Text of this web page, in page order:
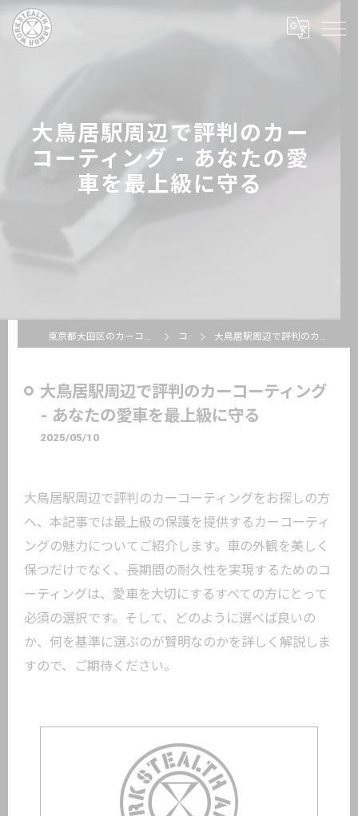
大鳥居駅周辺で評判のカー
コーティング - あなたの愛
車を最上級に守る
東京都大田区のカーコーティングならSTEALTH ARMOR WORKS コラム 大鳥居駅周辺で評判のカーコーティング - あなたの愛車を最上級に守る
大鳥居駅周辺で評判のカーコーティング
- あなたの愛車を最上級に守る
2025/05/10
大鳥居駅周辺で評判のカーコーティングをお探しの方
へ、本記事では最上級の保護を提供するカーコーティ
ングの魅力についてご紹介します。車の外観を美しく
保つだけでなく、長期間の耐久性を実現するためのコ
ーティングは、愛車を大切にするすべての方にとって
必須の選択です。そして、どのように選べば良いの
か、何を基準に選ぶのが賢明なのかを詳しく解説しま
すので、ご期待ください。